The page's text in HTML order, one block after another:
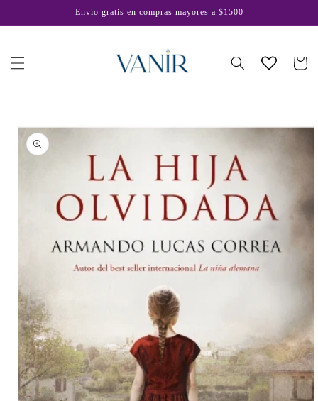
directamente
al contenido
Envío gratis en compras mayores a $1500
Carrito
directamente
a la
información